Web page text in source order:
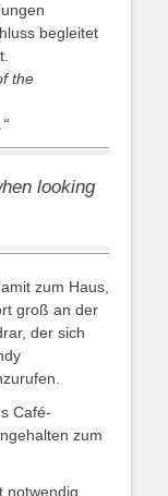
begleitet
the
looking
zum Haus,
groß an der
der sich
Café-
zum